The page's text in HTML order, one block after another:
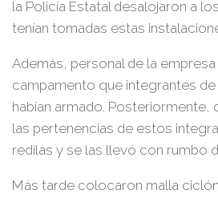
la Policía Estatal desalojaron a
tenían tomadas estas
Además, personal de la
campamento que integrantes
habían armado. Posteriormente,
las pertenencias de estos
redilas y se las llevó con rumbo
Más tarde colocaron malla